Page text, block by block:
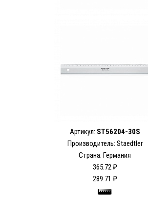
Артикул: ST56204-30S
Производитель: Staedtler
Страна: Германия
365.72 ₽
289.71 ₽